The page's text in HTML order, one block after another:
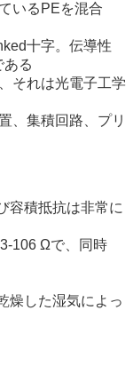
いるPEを混合
十字。伝導性
ある
それは光電子工学
、集積回路、プリ
容積抵抗は非常に
106 Ωで、同時
燥した湿気によっ